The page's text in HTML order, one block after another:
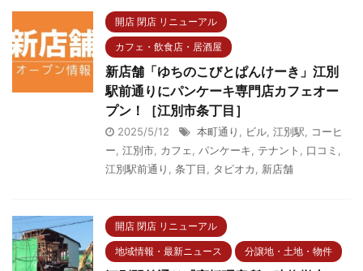
開店 閉店 リニューアル
カフェ・飲食店・居酒屋
新店舗「ゆちのこびとぱんけーき」江別
駅前通りにパンケーキ専門店カフェオー
プン！［江別市条丁目］
2025/5/12 本町通り , ビル, 江別駅, コーヒ
ー, 江別市, カフェ, パンケーキ, テナント , 口コミ ,
江別駅前通り , 条丁目, タピオカ, 新店舗
開店 閉店 リニューアル
地域情報・最新ニュース 分譲地・土地・物件